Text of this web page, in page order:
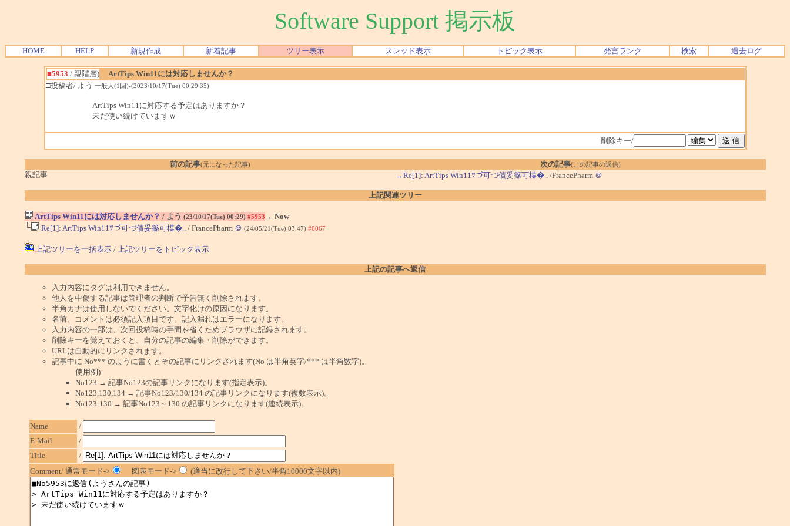
Software Support 掲示板
HOME HELP 新規作成 新着記事 ツリー表示 スレッド表示 トピック表示 発言ランク 検索 過去ログ
■5953 / 親階層)
ArtTips Win11には対応しませんか？
□投稿者/ よう 一般人(1回)-(2023/10/17(Tue) 00:29:35)
ArtTips Win11に対応する予定はありますか？
未だ使い続けていますｗ
削除キー/
前の記事(元になった記事) 次の記事(この記事の返信)
親記事 →Re[1]: ArtTips Win11ﾂづ可づ債妥篠可楪�.. /FrancePharm ＠
上記関連ツリー
ArtTips Win11には対応しませんか？ / よう (23/10/17(Tue) 00:29) #5953 ←Now
└ Re[1]: ArtTips Win11ﾂづ可づ債妥篠可楪�.. / FrancePharm ＠ (24/05/21(Tue) 03:47) #6067
上記ツリーを一括表示/ 上記ツリーをトピック表示
上記の記事へ返信
入力内容にタグは利用できません。
他人を中傷する記事は管理者の判断で予告無く削除されます。
半角カナは使用しないでください。文字化けの原因になります。
名前、コメントは必須記入項目です。記入漏れはエラーになります。
入力内容の一部は、次回投稿時の手間を省くためブラウザに記録されます。
削除キーを覚えておくと、自分の記事の編集・削除ができます。
URLは自動的にリンクされます。
記事中に No*** のように書くとその記事にリンクされます(No は半角英字/*** は半角数字)。
使用例)
No123 → 記事No123の記事リンクになります(指定表示)。
No123,130,134 → 記事No123/130/134 の記事リンクになります(複数表示)。
No123-130 → 記事No123～130 の記事リンクになります(連続表示)。
Name
/
E-Mail
/
Title
/
Comment/ 通常モード->
図表モード-> (適当に改行して下さい/半角10000文字以内)